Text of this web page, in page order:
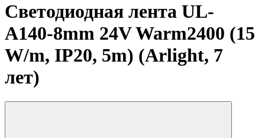
Светодиодная лента UL-
A140-8mm 24V Warm2400 (15
W/m, IP20, 5m) (Arlight, 7
лет)